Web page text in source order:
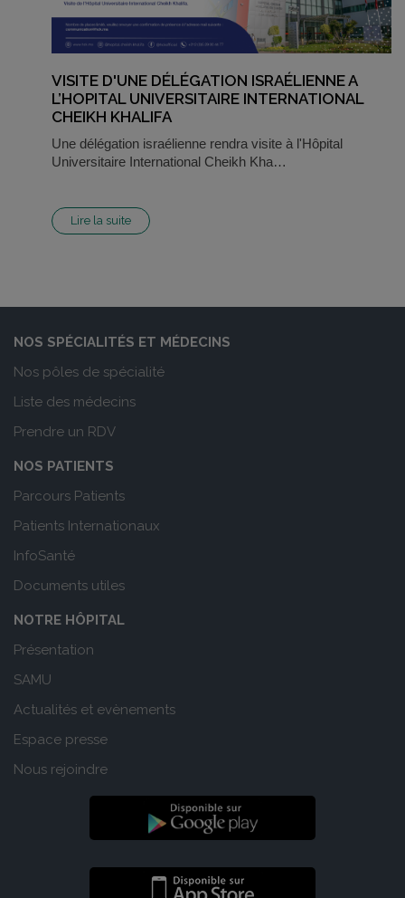
VISITE D'UNE DÉLÉGATION ISRAÉLIENNE A
L’HOPITAL UNIVERSITAIRE INTERNATIONAL
CHEIKH KHALIFA
Une délégation israélienne rendra visite à l'Hôpital
Universitaire International Cheikh Kha…
Lire la suite
NOS SPÉCIALITÉS ET MÉDECINS
Nos pôles de spécialité
Liste des médecins
Prendre un RDV
NOS PATIENTS
Parcours Patients
Patients Internationaux
InfoSanté
Documents utiles
NOTRE HÔPITAL
Présentation
SAMU
Actualités et evènements
Espace presse
Nous rejoindre